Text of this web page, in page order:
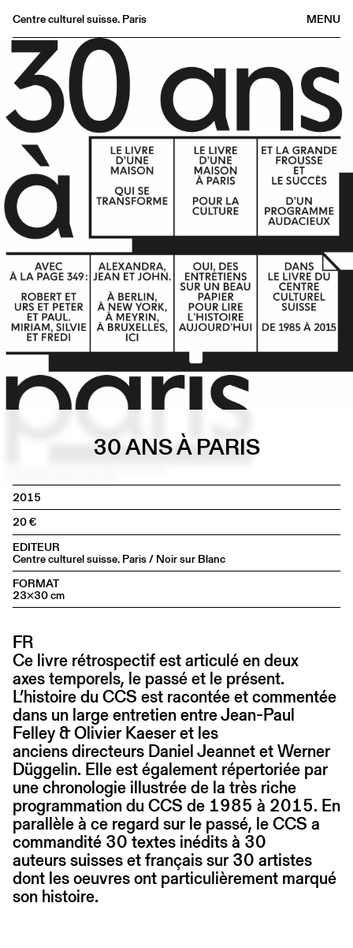
MENU
Centre culturel suisse. Paris
Agenda
Librairie
Buvette
Archives
Médiathèque
Éditions
Informations
FR/EN
30 ANS À PARIS
2015
20
EDITEUR
Centre culturel suisse. Paris / Noir sur Blanc
FORMAT
23×30 cm
FR
Ce livre rétrospectif est articulé en deux
axes temporels, le passé et le présent.
L’histoire du CCS est racontée et commentée
dans un large entretien entre Jean-Paul
Felley & Olivier Kaeser et les
anciens directeurs Daniel Jeannet et Werner
Düggelin. Elle est également répertoriée par
une chronologie illustrée de la très riche
programmation du CCS de 1985 à 2015. En
parallèle à ce regard sur le passé, le CCS a
commandité 30 textes inédits à 30
auteurs suisses et français sur 30 artistes
dont les oeuvres ont particulièrement marqué
son histoire.